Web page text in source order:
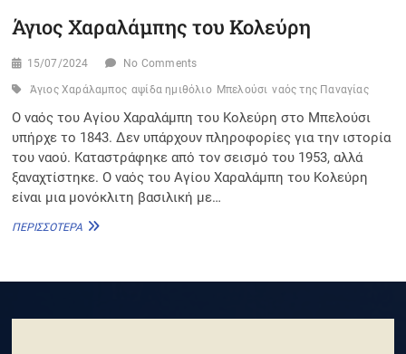
Άγιος Χαραλάμπης του Κολεύρη
15/07/2024 No Comments
Άγιος Χαράλαμπος αψίδα ημιθόλιο Μπελούσι ναός της Παναγίας
Ο ναός του Αγίου Χαραλάμπη του Κολεύρη στο Μπελούσι
υπήρχε το 1843. Δεν υπάρχουν πληροφορίες για την ιστορία
του ναού. Καταστράφηκε από τον σεισμό του 1953, αλλά
ξαναχτίστηκε. Ο ναός του Αγίου Χαραλάμπη του Κολεύρη
είναι μια μονόκλιτη βασιλική με…
ΠΕΡΙΣΣΌΤΕΡΑ ΆΓΙΟΣ